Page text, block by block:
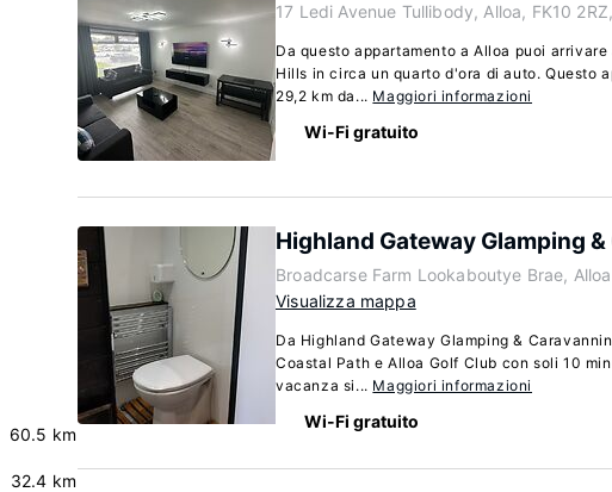
60.5 km
32.4 km
17 Ledi Avenue Tullibody, Alloa, FK10
Da questo appartamento a Alloa puoi
Hills in circa un quarto d'ora di auto. Questo
29,2 km da... Maggiori informazioni
Wi-Fi gratuito
Highland Gateway Glamping
Broadcarse Farm Lookaboutye Brae,
Visualizza mappa
Da Highland Gateway Glamping &
Coastal Path e Alloa Golf Club con soli 10
vacanza si... Maggiori informazioni
Wi-Fi gratuito